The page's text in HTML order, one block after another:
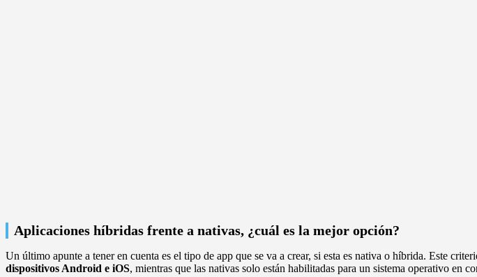
Aplicaciones híbridas frente a nativas, ¿cuál es la mejor opción?
Un último apunte a tener en cuenta es el tipo de app que se va a crear, si esta es nativa o híbrida. Este
dispositivos Android e iOS, mientras que las nativas solo están habilitadas para un sistema operativo en